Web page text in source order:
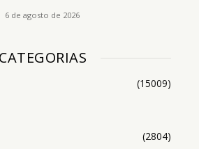
6 de agosto de 2026
CATEGORIAS
(15009)
(2804)